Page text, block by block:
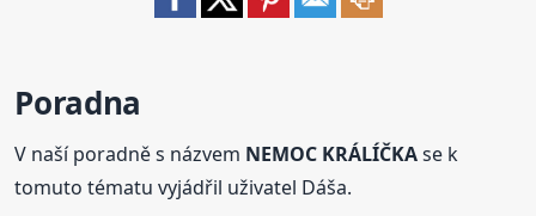
Poradna
V naší poradně s názvem NEMOC KRÁLÍČKAse k
tomuto tématu vyjádřil uživatel Dáša.